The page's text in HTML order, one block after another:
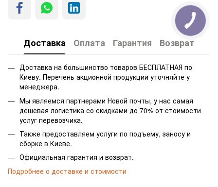
Доставка Оплата Гарантия Возврат
Доставка на большинство товаров БЕСПЛАТНАЯ по
Киеву. Перечень акционной продукции уточняйте у
менеджера.
Мы являемся партнерами Новой почты, у нас самая
дешевая логистика со скидками до 70% от стоимости
услуг перевозчика.
Также предоставляем услуги по подъему, заносу и
сборке в Киеве.
Официальная гарантия и возврат.
Подробнее о доставке и стоимости